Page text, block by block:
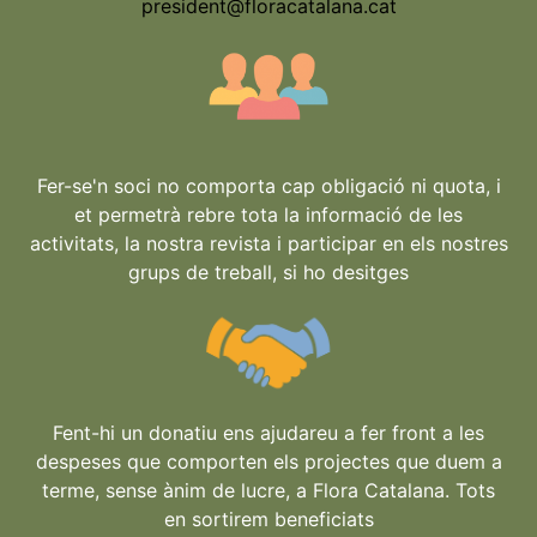
president@floracatalana.cat
Fer-se'n soci no comporta cap obligació ni quota, i
et permetrà rebre tota la informació de les
activitats, la nostra revista i participar en els nostres
grups de treball, si ho desitges
Fent-hi un donatiu ens ajudareu a fer front a les
despeses que comporten els projectes que duem a
terme, sense ànim de lucre, a Flora Catalana. Tots
en sortirem beneficiats